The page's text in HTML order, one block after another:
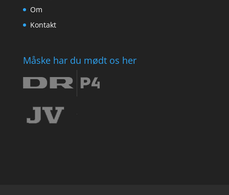
Om
Kontakt
Måske har du mødt os her